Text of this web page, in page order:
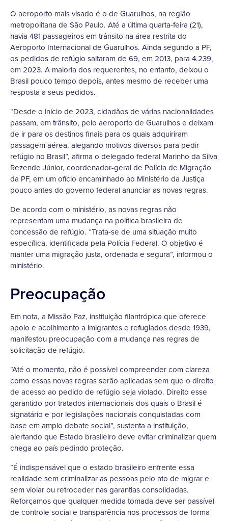
O aeroporto mais visado é o de Guarulhos, na região
metropolitana de São Paulo. Até a última quarta-feira (21),
havia 481 passageiros em trânsito na área restrita do
Aeroporto Internacional de Guarulhos. Ainda segundo a PF,
os pedidos de refúgio saltaram de 69, em 2013, para 4.239,
em 2023. A maioria dos requerentes, no entanto, deixou o
Brasil pouco tempo depois, antes mesmo de receber uma
resposta a seus pedidos.
“Desde o início de 2023, cidadãos de várias nacionalidades
passam, em trânsito, pelo aeroporto de Guarulhos e deixam
de ir para os destinos finais para os quais adquiriram
passagem aérea, alegando motivos diversos para pedir
refúgio no Brasil”, afirma o delegado federal Marinho da Silva
Rezende Júnior, coordenador-geral de Polícia de Migração
da PF, em um ofício encaminhado ao Ministério da Justiça
pouco antes do governo federal anunciar as novas regras.
De acordo com o ministério, as novas regras não
representam uma mudança na política brasileira de
concessão de refúgio. “Trata-se de uma situação muito
específica, identificada pela Polícia Federal. O objetivo é
manter uma migração justa, ordenada e segura”, informou o
ministério.
Preocupação
Em nota, a Missão Paz, instituição filantrópica que oferece
apoio e acolhimento a imigrantes e refugiados desde 1939,
manifestou preocupação com a mudança nas regras de
solicitação de refúgio.
“Até o momento, não é possível compreender com clareza
como essas novas regras serão aplicadas sem que o direito
de acesso ao pedido de refúgio seja violado. Direito esse
garantido por tratados internacionais dos quais o Brasil é
signatário e por legislações nacionais conquistadas com
base em amplo debate social”, sustenta a instituição,
alertando que Estado brasileiro deve evitar criminalizar quem
chega ao país pedindo proteção.
“É indispensável que o estado brasileiro enfrente essa
realidade sem criminalizar as pessoas pelo ato de migrar e
sem violar ou retroceder nas garantias consolidadas.
Reforçamos que qualquer medida tomada deve ser passível
de controle social e transparência nos processos de forma